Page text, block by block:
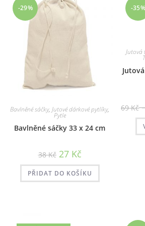
Rozpětí
-29%
Bavlněné sáčky,Jutové dárkové pytlíky,
Pytle
Bavlněné sáčky 33 x 24 cm
38Kč Původní
cena
byla:
38 Kč.
27 KčAktuální
cena
je:
27 Kč.
PŘIDAT DO KOŠÍKU
-35%
Jutová
69Kč